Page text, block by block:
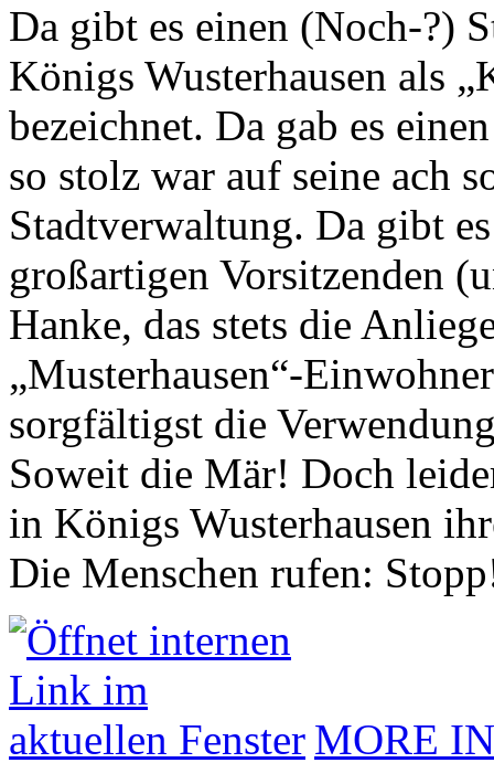
Da gibt es einen (Noch-?)
Königs Wusterhausen als
bezeichnet. Da gab es
so stolz war auf seine ach
Stadtverwaltung. Da gibt
großartigen Vorsitzenden
Hanke, das stets die
„Musterhausen“-
sorgfältigst die
Soweit die Mär! Doch
in Königs Wusterhausen
Die Menschen rufen:
MORE